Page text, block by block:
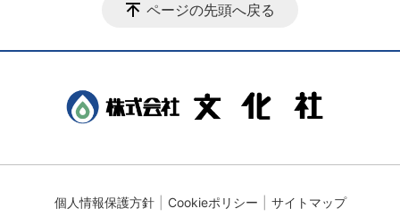
ページの先頭へ戻る
個人情報保護方針 Cookieポリシー サイトマップ